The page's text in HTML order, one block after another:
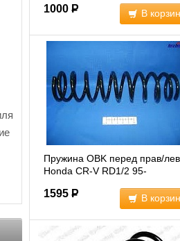
1000 Р В
Пружина OBK перед прав/лев
Honda CR-V RD1/2 95-
1595 Р В